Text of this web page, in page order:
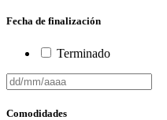
Fecha de finalización
Terminado
Comodidades